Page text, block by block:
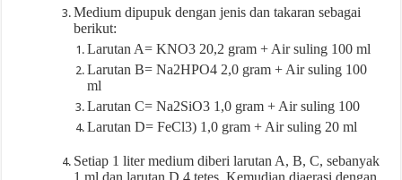
Medium dipupuk dengan jenis dan takaran sebagai
berikut:
Larutan A= KNO3 20,2 gram + Air suling 100 ml
Larutan B= Na2HPO4 2,0 gram + Air suling 100
ml
Larutan C= Na2SiO3 1,0 gram + Air suling 100
Larutan D= FeCl3) 1,0 gram + Air suling 20 ml
Setiap 1 liter medium diberi larutan A, B, C, sebanyak
1 ml dan larutan D 4 tetes. Kemudian diaerasi dengan